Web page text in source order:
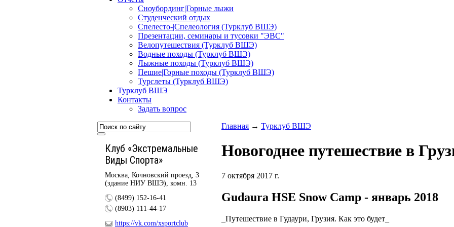
Сноубординг|Горные лыжи
Студенческий отдых
Спелесто-|Спелеология (Турклуб ВШЭ)
Презентации, семинары и тусовки "ЭВС"
Велопутешествия (Турклуб ВШЭ)
Водные походы (Турклуб ВШЭ)
Лыжные походы (Турклуб ВШЭ)
Пешие|Горные походы (Турклуб ВШЭ)
Турслеты (Турклуб ВШЭ)
Турклуб ВШЭ
Контакты
Задать вопрос
Клуб «Экстремальные
Виды Спорта»
Москва, Кочновский проезд, 3
(здание НИУ ВШЭ), комн. 13
(8499) 152-16-41
(8903) 111-44-17
https://vk.com/xsportclub
Главная → Турклуб ВШЭ
Новогоднее путешествие в
7 октября 2017 г.
Gudaura HSE Snow Camp - январь 2018
_Путешествие в Гудаури, Грузия. Как это будет_